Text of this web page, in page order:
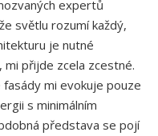
expertů
světlu rozumí každý,
je nutné
přijde zcela zcestné.
mi evokuje pouze
s minimálním
představa se pojí